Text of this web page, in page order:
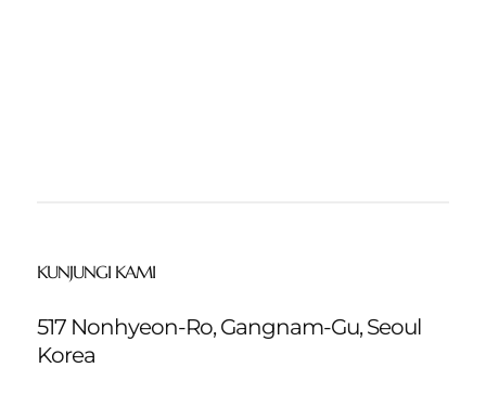
KUNJUNGI KAMI
517 Nonhyeon-Ro, Gangnam-Gu, Seoul
Korea